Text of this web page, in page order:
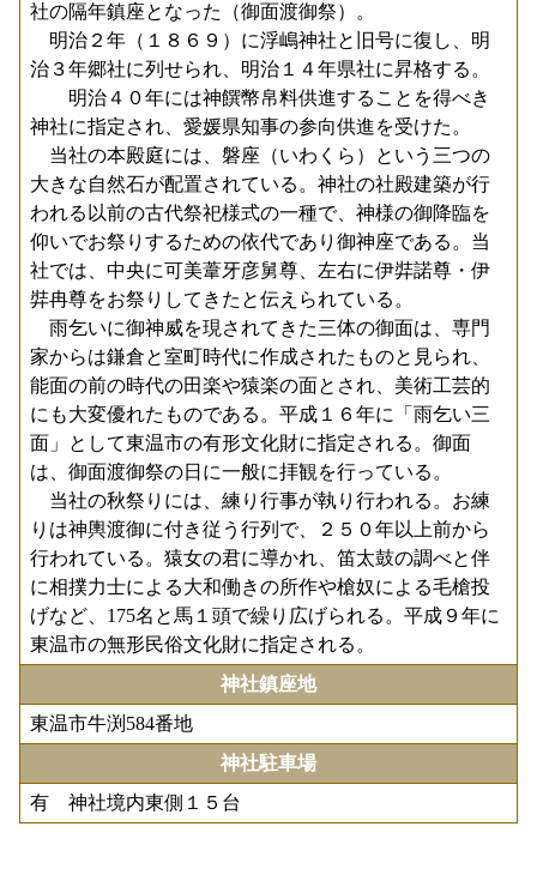
社の隔年鎮座となった（御面渡御祭）。
明治２年（１８６９）に浮嶋神社と旧号に復し、明
治３年郷社に列せられ、明治１４年県社に昇格する。
明治４０年には神饌幣帛料供進することを得べき
神社に指定され、愛媛県知事の参向供進を受けた。
当社の本殿庭には、磐座（いわくら）という三つの
大きな自然石が配置されている。神社の社殿建築が行
われる以前の古代祭祀様式の一種で、神様の御降臨を
仰いでお祭りするための依代であり御神座である。当
社では、中央に可美葦牙彦舅尊、左右に伊弉諾尊・伊
弉冉尊をお祭りしてきたと伝えられている。
雨乞いに御神威を現されてきた三体の御面は、専門
家からは鎌倉と室町時代に作成されたものと見られ、
能面の前の時代の田楽や猿楽の面とされ、美術工芸的
にも大変優れたものである。平成１６年に「雨乞い三
面」として東温市の有形文化財に指定される。御面
は、御面渡御祭の日に一般に拝観を行っている。
当社の秋祭りには、練り行事が執り行われる。お練
りは神輿渡御に付き従う行列で、２５０年以上前から
行われている。猿女の君に導かれ、笛太鼓の調べと伴
に相撲力士による大和働きの所作や槍奴による毛槍投
げなど、175名と馬１頭で繰り広げられる。平成９年に
東温市の無形民俗文化財に指定される。
神社鎮座地
東温市牛渕584番地
神社駐車場
有 神社境内東側１５台